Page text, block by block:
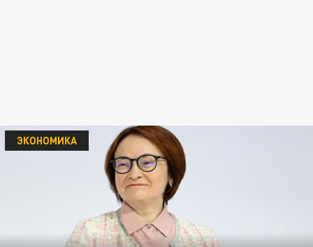
ЭКОНОМИКА